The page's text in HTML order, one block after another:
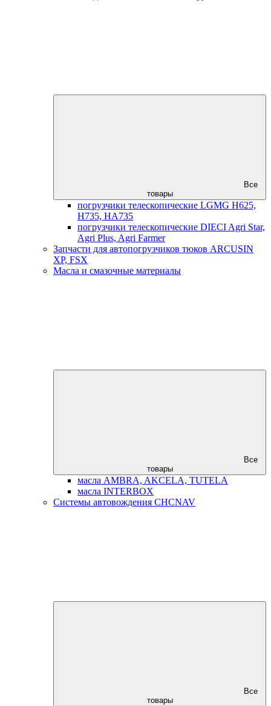
Все
товары
погрузчики телескопические LGMG H625,
H735, HA735
погрузчики телескопические DIECI Agri Star,
Agri Plus, Agri Farmer
Запчасти для автопогрузчиков тюков ARCUSIN
XP, FSX
Масла и смазочные материалы
Все
товары
масла AMBRA, AKCELA, TUTELA
масла INTERBOX
Системы автовождения CHCNAV
Все
товары